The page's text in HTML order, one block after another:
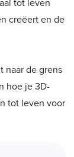
creëert en de
naar de grens
hoe je 3D-
tot leven voor